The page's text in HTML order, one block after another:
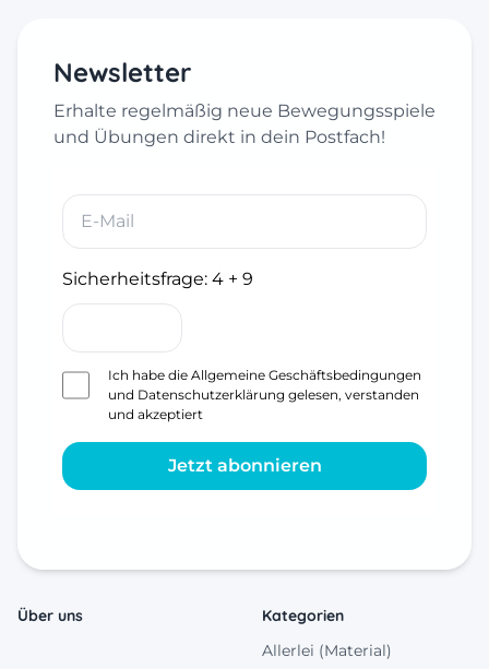
Newsletter
Erhalte regelmäßig neue Bewegungsspiele
und Übungen direkt in dein Postfach!
Sicherheitsfrage: 4 + 9
Ich habe die Allgemeine Geschäftsbedingungen
und Datenschutzerklärung gelesen, verstanden
und akzeptiert
Jetzt abonnieren
Über uns
Kategorien
Allerlei (Material)